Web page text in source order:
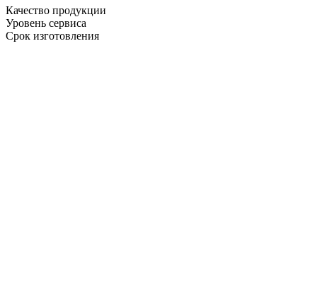
Качество продукции
Уровень сервиса
Срок изготовления